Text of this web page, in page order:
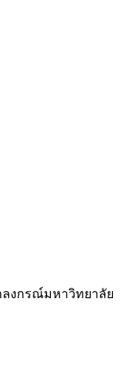
ลงกรณ์มหาวิทยาลัย